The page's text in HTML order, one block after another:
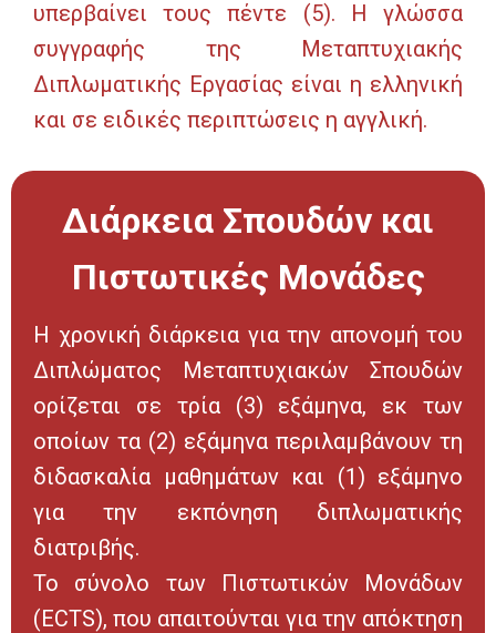
υπερβαίνει τους πέντε (5). Η γλώσσα
συγγραφής της Μεταπτυχιακής
Διπλωματικής Εργασίας είναι η ελληνική
και σε ειδικές περιπτώσεις η αγγλική.
Διάρκεια Σπουδών και
Πιστωτικές Μονάδες
Η χρονική διάρκεια για την απονομή του
Διπλώματος Μεταπτυχιακών Σπουδών
ορίζεται σε τρία (3) εξάμηνα, εκ των
οποίων τα (2) εξάμηνα περιλαμβάνουν τη
διδασκαλία μαθημάτων και (1) εξάμηνο
για την εκπόνηση διπλωματικής
διατριβής.
Το σύνολο των Πιστωτικών Μονάδων
(ECTS), που απαιτούνται για την απόκτηση